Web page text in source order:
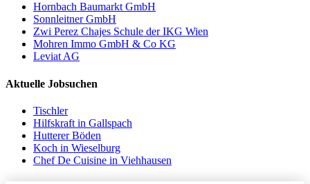
Hornbach Baumarkt GmbH
Sonnleitner GmbH
Zwi Perez Chajes Schule der IKG Wien
Mohren Immo GmbH & Co KG
Leviat AG
Aktuelle Jobsuchen
Tischler
Hilfskraft in Gallspach
Hutterer Böden
Koch in Wieselburg
Chef De Cuisine in Viehhausen